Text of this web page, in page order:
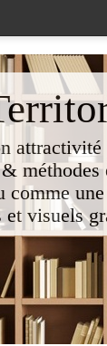
comme
et visuels